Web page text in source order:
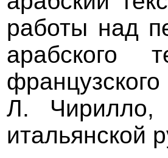
работы над
арабского
Л. Чирилло,
итальянской